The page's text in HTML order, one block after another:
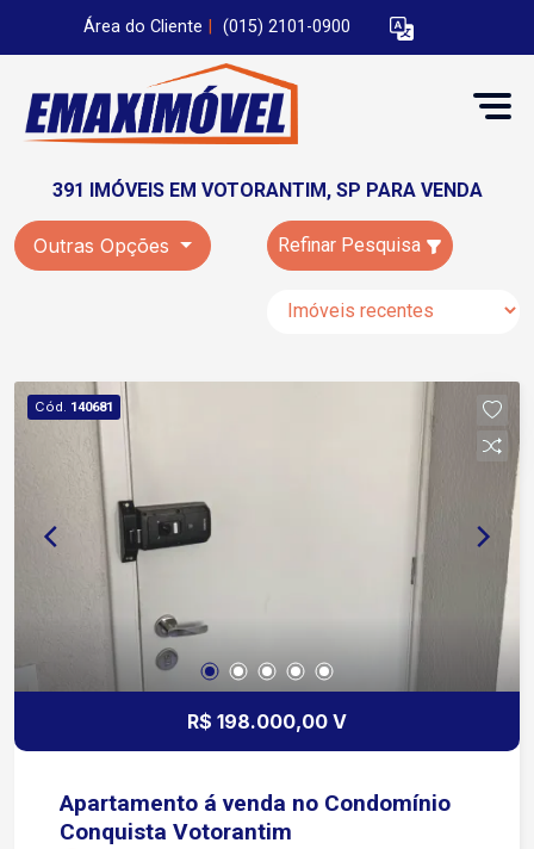
Área do Cliente (015) 2101-0900
391 IMÓVEIS EM VOTORANTIM, SP PARA VENDA
Outras Opções Refinar Pesquisa
Cód. 140681
R$ 198.000,00 V
Apartamento á venda no Condomínio
Conquista Votorantim